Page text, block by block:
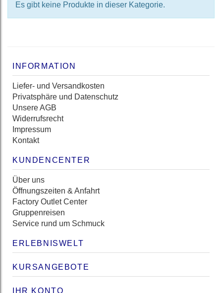
Es gibt keine Produkte in dieser Kategorie.
INFORMATION
Liefer- und Versandkosten
Privatsphäre und Datenschutz
Unsere AGB
Widerrufsrecht
Impressum
Kontakt
KUNDENCENTER
Über uns
Öffnungszeiten & Anfahrt
Factory Outlet Center
Gruppenreisen
Service rund um Schmuck
ERLEBNISWELT
KURSANGEBOTE
IHR KONTO